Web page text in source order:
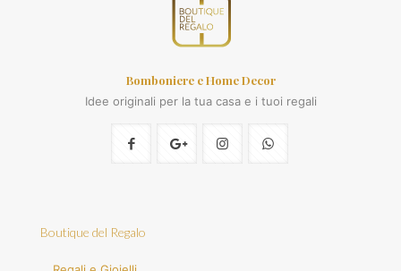
Bomboniere e Home Decor
Idee originali per la tua casa e i tuoi regali
Boutique del Regalo